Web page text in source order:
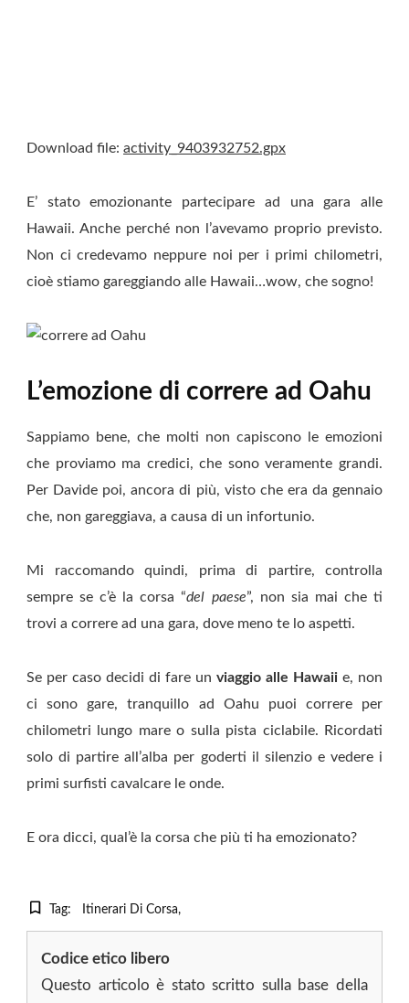
Download file: activity_9403932752.gpx
E’ stato emozionante partecipare ad una gara alle
Hawaii. Anche perché non l’avevamo proprio previsto.
Non ci credevamo neppure noi per i primi chilometri,
cioè stiamo gareggiando alle Hawaii…wow, che sogno!
L’emozione di correre ad Oahu
Sappiamo bene, che molti non capiscono le emozioni
che proviamo ma credici, che sono veramente grandi.
Per Davide poi, ancora di più, visto che era da gennaio
che, non gareggiava, a causa di un infortunio.
Mi raccomando quindi, prima di partire, controlla
sempre se c’è la corsa “del paese”, non sia mai che ti
trovi a correre ad una gara, dove meno te lo aspetti.
Se per caso decidi di fare un viaggio alle Hawaii e, non
ci sono gare, tranquillo ad Oahu puoi correre per
chilometri lungo mare o sulla pista ciclabile. Ricordati
solo di partire all’alba per goderti il silenzio e vedere i
primi surfisti cavalcare le onde.
E ora dicci, qual’è la corsa che più ti ha emozionato?
Tag: Itinerari Di Corsa
Codice etico libero
Questo articolo è stato scritto sulla base della